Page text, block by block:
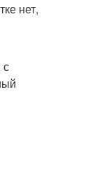
нет,
с